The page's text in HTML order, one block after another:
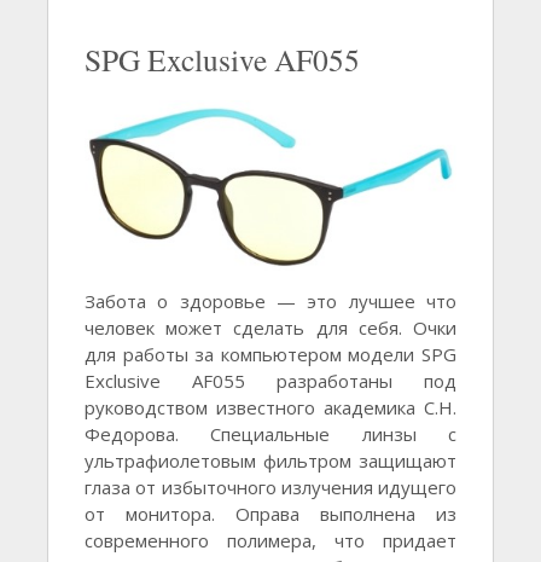
SPG Exclusive AF055
Забота о здоровье — это лучшее что
человек может сделать для себя. Очки
для работы за компьютером модели SPG
Exclusive AF055 разработаны под
руководством известного академика С.Н.
Федорова. Специальные линзы с
ультрафиолетовым фильтром защищают
глаза от избыточного излучения идущего
от монитора. Оправа выполнена из
современного полимера, что придает